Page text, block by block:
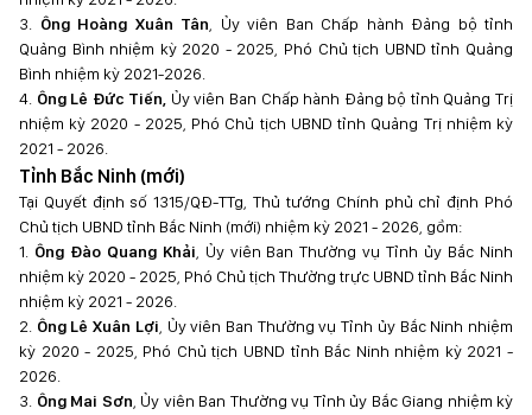
3. Ông Hoàng Xuân Tân , Ủy viên Ban Chấp hành Đảng bộ tỉnh
Quảng Bình nhiệm kỳ 2020 - 2025, Phó Chủ tịch UBND tỉnh Quảng
Bình nhiệm kỳ 2021-2026.
4. Ông Lê Đức Tiến, Ủy viên Ban Chấp hành Đảng bộ tỉnh Quảng Trị
nhiệm kỳ 2020 - 2025, Phó Chủ tịch UBND tỉnh Quảng Trị nhiệm kỳ
2021 - 2026.
Tỉnh Bắc Ninh (mới)
Tại Quyết định số 1315/QĐ-TTg, Thủ tướng Chính phủ chỉ định Phó
Chủ tịch UBND tỉnh Bắc Ninh (mới) nhiệm kỳ 2021 - 2026, gồm:
1. Ông Đào Quang Khải , Ủy viên Ban Thường vụ Tỉnh ủy Bắc Ninh
nhiệm kỳ 2020 - 2025, Phó Chủ tịch Thường trực UBND tỉnh Bắc Ninh
nhiệm kỳ 2021 - 2026.
2. Ông Lê Xuân Lợi , Ủy viên Ban Thường vụ Tỉnh ủy Bắc Ninh nhiệm
kỳ 2020 - 2025, Phó Chủ tịch UBND tỉnh Bắc Ninh nhiệm kỳ 2021 -
2026.
3. Ông Mai Sơn , Ủy viên Ban Thường vụ Tỉnh ủy Bắc Giang nhiệm kỳ